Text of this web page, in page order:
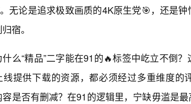
。无论是追求极致画质的4K原生党🎯，还是
宿。
什么“精品”二字能在91的🔥标签中屹立不倒
线提供下载的资源，都必须经过多重维度的
容是否有删减？在91的逻辑里，宁缺毋滥是